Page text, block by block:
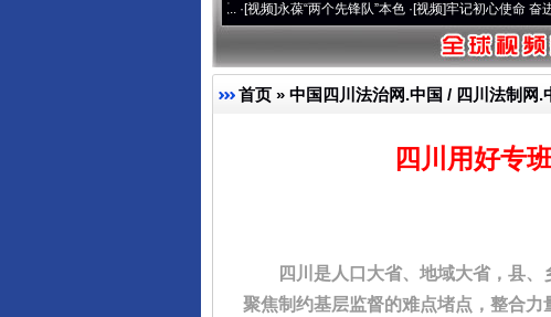
永葆“两个先锋队”本色·[视频]牢记初心使命 奋进复兴征程
首页 » 中国四川法治网.中国 / 四川法制网.
四川用好专
四川是人口大省、地域大省，县、
聚焦制约基层监督的难点堵点，整合